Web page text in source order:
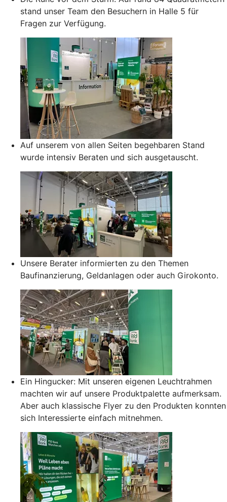
stand unser Team den Besuchern in Halle 5 für
Fragen zur Verfügung.
Auf unserem von allen Seiten begehbaren Stand
wurde intensiv Beraten und sich ausgetauscht.
Unsere Berater informierten zu den Themen
Baufinanzierung, Geldanlagen oder auch Girokonto.
Ein Hingucker: Mit unseren eigenen Leuchtrahmen
machten wir auf unsere Produktpalette aufmerksam.
Aber auch klassische Flyer zu den Produkten konnten
sich Interessierte einfach mitnehmen.